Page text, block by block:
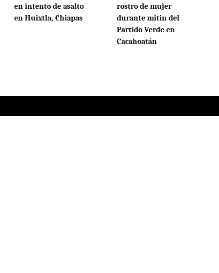
en intento de asalto
en Huixtla, Chiapas
rostro de mujer
durante mitin del
Partido Verde en
Cacahoatán